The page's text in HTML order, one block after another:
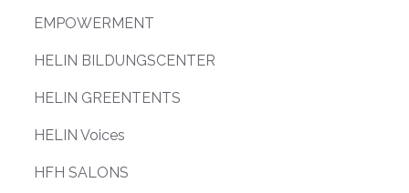
EMPOWERMENT
HELIN BILDUNGSCENTER
HELIN GREENTENTS
HELIN Voices
HFH SALONS